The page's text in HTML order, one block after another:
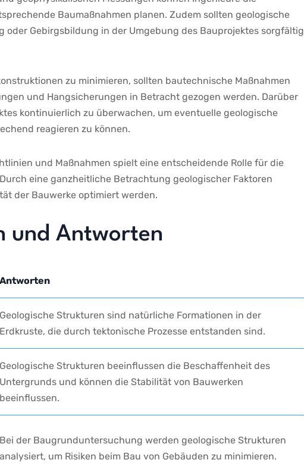
Baumaßnahmen planen.‍ Zudem sollten‍ geologische
Gebirgsbildung ‍in der Umgebung des Bauprojektes sorgfältig
zu minimieren,​ sollten ⁤bautechnische⁢ Maßnahmen
und Hangsicherungen in Betracht gezogen werden. Darüber
kontinuierlich zu überwachen, um eventuelle‌ geologische
reagieren ‌zu können.
und Maßnahmen spielt eine ‍entscheidende Rolle für die​
⁣eine ganzheitliche Betrachtung geologischer⁤ Faktoren
der Bauwerke optimiert⁣ werden.
und Antworten
Antworten
Geologische ‌Strukturen sind natürliche Formationen‍ in der
Erdkruste,​ die durch⁣ tektonische⁣ Prozesse entstanden sind.
Geologische ‌Strukturen⁢ beeinflussen die Beschaffenheit⁤ des⁤
Untergrunds und können die Stabilität von Bauwerken
beeinflussen.
Bei der Baugrunduntersuchung​ werden geologische Strukturen
analysiert, um⁣ Risiken beim Bau von Gebäuden zu minimieren.